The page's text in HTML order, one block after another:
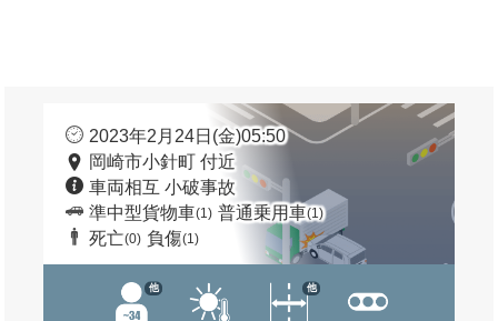
2023年2月24日(金)05:50
岡崎市小針町 付近
車両相互 小破事故
準中型貨物車(1) 普通乗用車(1)
死亡(0) 負傷(1)
他 他